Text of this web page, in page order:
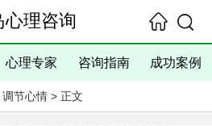
心理咨询
心理专家 咨询指南 成功案例
调节心情> 正文